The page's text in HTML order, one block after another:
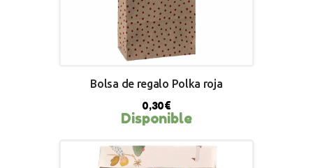
BUY NOW
Bolsa de regalo Polka roja
0,30€
Disponible